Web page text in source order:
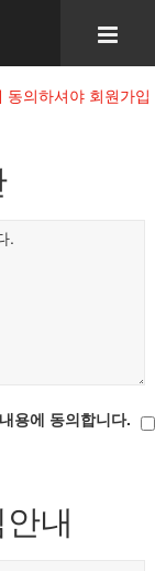
의하셔야 회원가입
용에 동의합니다.
내